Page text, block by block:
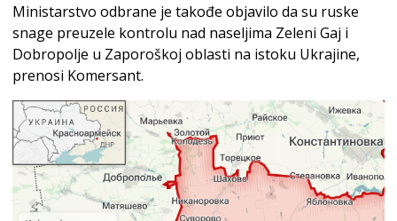
Ministarstvo odbrane je takođe objavilo da su ruske
snage preuzele kontrolu nad naseljima Zeleni Gaj i
Dobropolje u Zaporoškoj oblasti na istoku Ukrajine,
prenosi Komersant.